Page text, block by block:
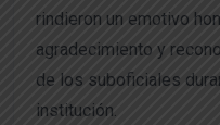
rindieron un emotivo
agradecimiento y
de los suboficiales
institución.